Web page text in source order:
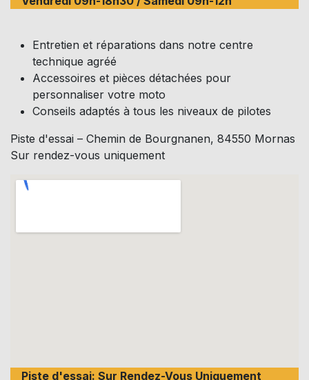
Entretien et réparations dans notre centre
technique agréé
Accessoires et pièces détachées pour
personnaliser votre moto
Conseils adaptés à tous les niveaux de pilotes
Piste d'essai – Chemin de Bourgnanen, 84550 Mornas
Sur rendez-vous uniquement
Piste d'essai: Sur Rendez-Vous Uniquement